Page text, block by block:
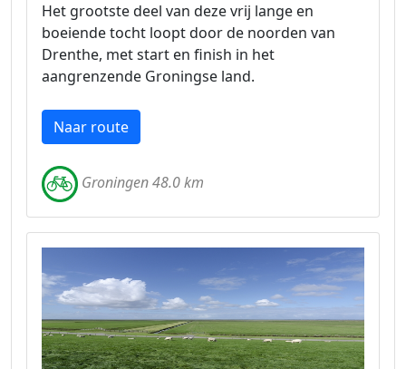
Het grootste deel van deze vrij lange en
boeiende tocht loopt door de noorden van
Drenthe, met start en finish in het
aangrenzende Groningse land.
Naar route
Groningen 48.0 km